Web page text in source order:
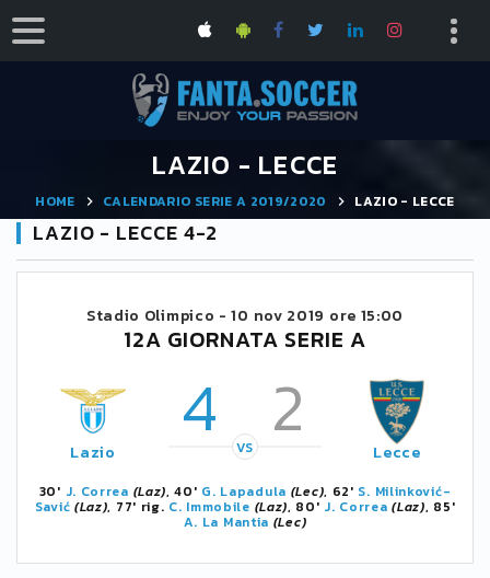
LAZIO - LECCE
HOME CALENDARIO SERIE A 2019/2020 LAZIO - LECCE
LAZIO - LECCE 4-2
Stadio Olimpico -10 nov 2019 ore 15:00
12A GIORNATA SERIE A
Lazio 4 2
VS Lecce
30' J. Correa (Laz), 40' G. Lapadula (Lec), 62' S. Milinković-
Savić (Laz), 77' rig. C. Immobile (Laz), 80' J. Correa (Laz), 85'
A. La Mantia (Lec)